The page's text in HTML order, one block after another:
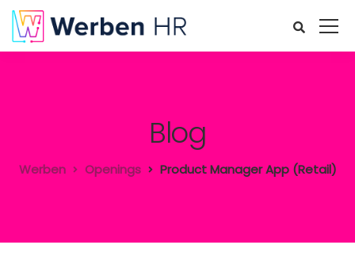
Blog
Werben Openings Product Manager App (Retail)